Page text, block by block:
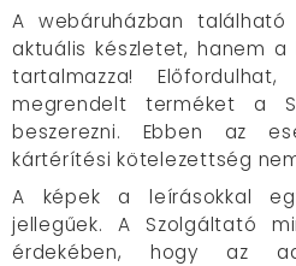
A webáruházban
aktuális készletet, hanem
tartalmazza!
megrendelt terméket a
beszerezni. Ebben az
kártérítési kötelezettség
A képek a leírásokkal
jellegűek. A Szolgáltató
érdekében, hogy az